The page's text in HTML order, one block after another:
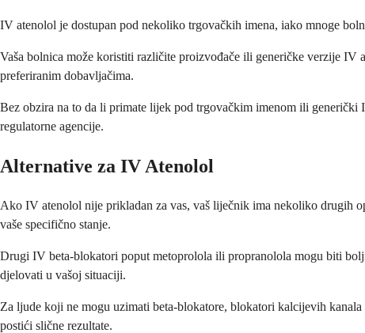
IV atenolol je dostupan pod nekoliko trgovačkih imena, iako mnoge
Vaša bolnica može koristiti različite proizvođače ili generičke verzije
preferiranim dobavljačima.
Bez obzira na to da li primate lijek pod trgovačkim imenom ili generički
regulatorne agencije.
Alternative za IV Atenolol
Ako IV atenolol nije prikladan za vas, vaš liječnik ima nekoliko drugih
vaše specifično stanje.
Drugi IV beta-blokatori poput metoprolola ili propranolola mogu biti
djelovati u vašoj situaciji.
Za ljude koji ne mogu uzimati beta-blokatore, blokatori kalcijevih
postići slične rezultate.